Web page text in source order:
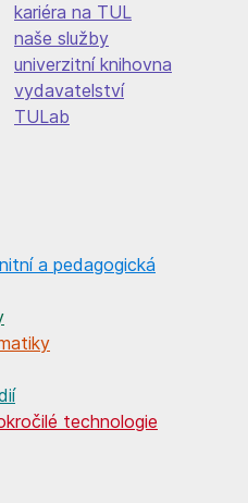
kariéra na TUL
naše služby
univerzitní knihovna
vydavatelství
TULab
a pedagogická
technologie